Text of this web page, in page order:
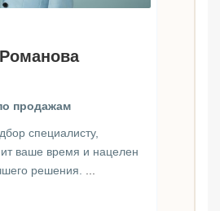
продажам
специалисту,
ваше время и нацелен
решения.